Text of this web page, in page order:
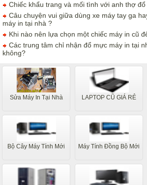
Chiếc khẩu trang và mối tình với anh thợ
Câu chuyện vui giữa dùng xe máy tay ga
máy in tại nhà ?
Khi nào nên lựa chọn một chiếc máy in cũ
Các trung tâm chỉ nhận đổ mực máy in tại
không?
Sửa Máy In Tại Nhà LAPTOP CŨ GIÁ RẺ
Bộ Cây Máy Tính Mới Máy Tính Đồng Bộ Mới